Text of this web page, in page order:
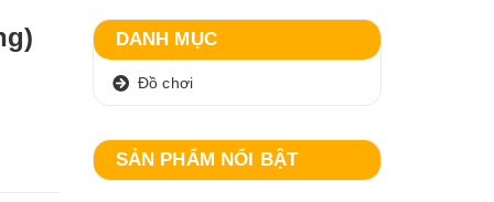
DANH MỤC
Đồ chơi
SẢN PHẨM NỔI BẬT